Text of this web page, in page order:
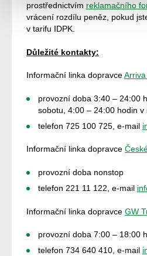
prostřednictvím reklamačního
vrácení rozdílu peněz, pokud
v tarifu IDPK.
Důležité kontakty:
Informační linka dopravce
provozní doba 3:40 – 24:00
sobotu, 4:00 – 24:00 hodin v
telefon 725 100 725, e-mail
Informační linka dopravce
provozní doba nonstop
telefon 221 11 122, e-mail
Informační linka dopravce GW
provozní doba 7:00 – 18:00
telefon 734 640 410, e-mail